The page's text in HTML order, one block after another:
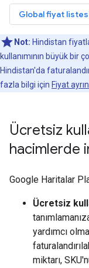
Global fiyat
Not: Hindistan
kullanımının büyük bir
Hindistan'da
fazla bilgi için Fiyat
Ücretsiz
hacimlerde
Google Haritalar
Ücretsiz
yardımcı
miktarı,